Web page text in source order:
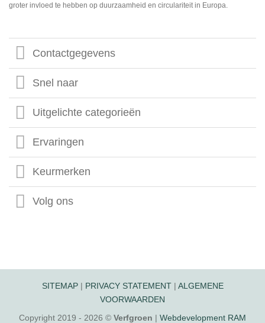
groter invloed te hebben op duurzaamheid en circulariteit in Europa.
Contactgegevens
Snel naar
Uitgelichte categorieën
Ervaringen
Keurmerken
Volg ons
SITEMAP| PRIVACY STATEMENT| ALGEMENE
VOORWAARDEN
Copyright 2019 - 2026 © Verfgroen | Webdevelopment RAM